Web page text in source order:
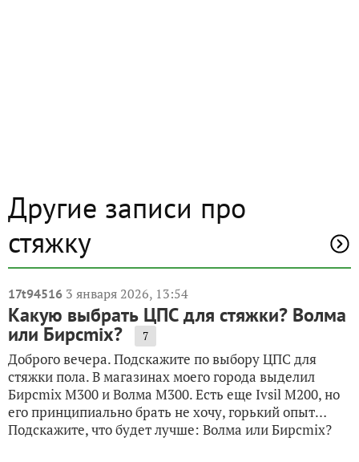
Другие записи про
стяжку
17t94516 3 января 2026, 13:54
Какую выбрать ЦПС для стяжки? Волма
или Бирсmix? 7
Доброго вечера. Подскажите по выбору ЦПС для
стяжки пола. В магазинах моего города выделил
Бирсmix М300 и Волма М300. Есть еще Ivsil М200, но
его принципиально брать не хочу, горький опыт…
Подскажите, что будет лучше: Волма или Бирсmix?